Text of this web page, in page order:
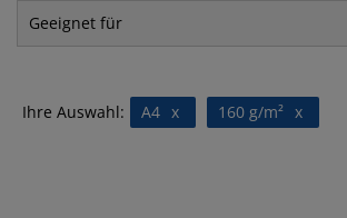
Geeignet für
Ihre Auswahl: x
A4 x
160 g/m²